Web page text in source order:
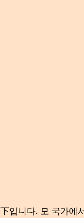
입니다. 모 국가